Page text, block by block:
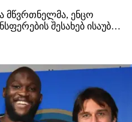
მწვრთნელმა, ენცო
შესახებ ისაუბრა.
40-ზე მეტი მოთამაშეა,
გაძლიერების